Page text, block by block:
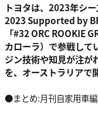
トヨタは、2023年シ
2023 Supported by
「#32 ORC ROOKIE
カローラ）で参戦して
ジン技術や知見が注が
を、オーストラリアで
●まとめ:月刊自家用車